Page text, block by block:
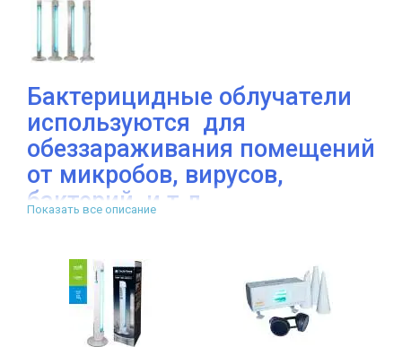
Бактерицидные облучатели
используются для
обеззараживания помещений
от микробов, вирусов,
бактерий, и т.д.
микроорганизмами.
С середины прошлого века и по сегодняшний день
бактерицидные установки повсеместно используются для
обеззараживания воздуха помещений, лечебных учреждений,
Показать все описание